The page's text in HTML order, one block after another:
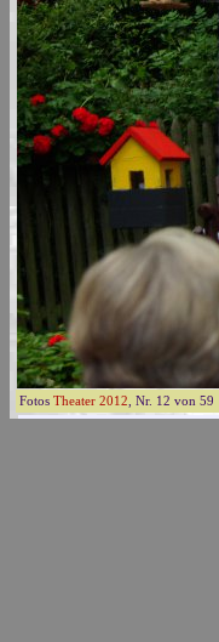
Fotos Theater 2012 , Nr. 12 von 59